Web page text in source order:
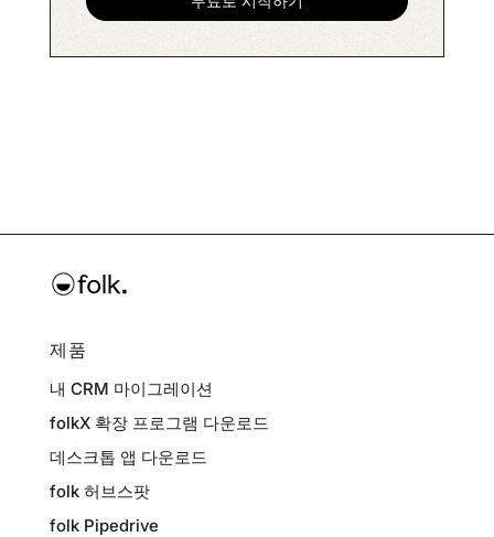
제품
내 CRM 마이그레이션
folkX 확장 프로그램 다운로드
데스크톱 앱 다운로드
folk 허브스팟
folk Pipedrive